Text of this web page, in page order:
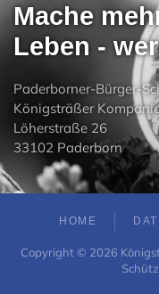
Mache
Leben -
Paderborner-Bürger-
Königsträßer
Löherstraße 26
33102 Paderborn
HOME
Copyright © 2026